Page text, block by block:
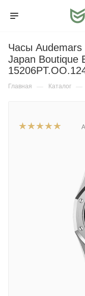
Часы Audemars
Japan Boutique
Главная — Каталог —